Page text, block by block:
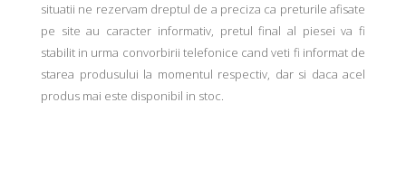
situatii ne rezervam dreptul de a preciza ca preturile afisate
pe site au caracter informativ, pretul final al piesei va fi
stabilit in urma convorbirii telefonice cand veti fi informat de
starea produsului la momentul respectiv, dar si daca acel
produs mai este disponibil in stoc.